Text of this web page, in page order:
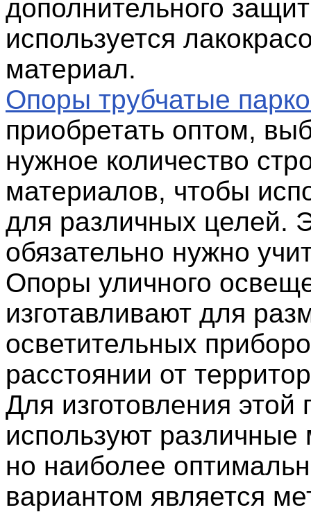
дополнительного
используется
материал.
Опоры трубчатые
приобретать оптом,
нужное количество
материалов, чтобы
для различных целей.
обязательно нужно
Опоры уличного
изготавливают для
осветительных
расстоянии от
Для изготовления этой
используют
но наиболее
вариантом является